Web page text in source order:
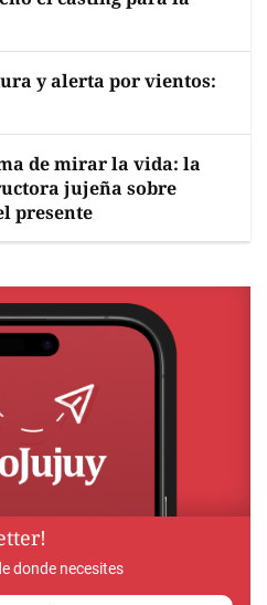
y alerta por vientos:
de mirar la vida: la
jujeña sobre
presente
donde necesites